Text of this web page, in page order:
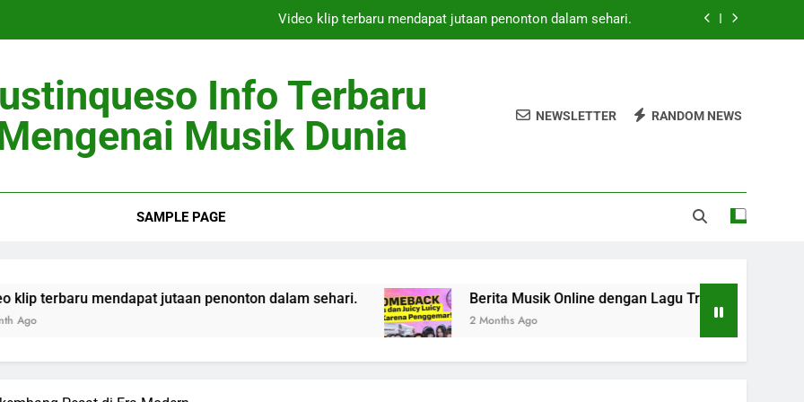
Video klip terbaru mendapat jutaan penonton dalam sehari.
Artis Top Dunia Rilis Lagu Baru Mei 2026 Heboh Global
Penyanyi Pendatang Baru Curi Perhatian Pecinta Musik
Info Terbaru
Musik Dunia
NEWSLETTER RANDOM NEWS
SAMPLE PAGE
mendapat jutaan penonton dalam sehari. Berita Musik Online dengan Lagu Trending Masa Kini
2 Months Ago